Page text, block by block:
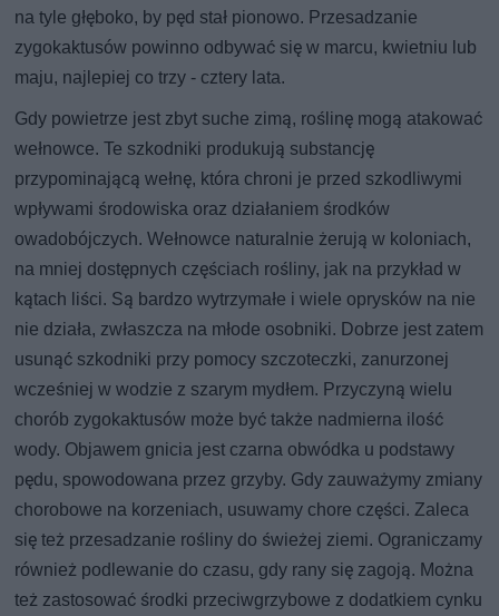
na tyle głęboko, by pęd stał pionowo. Przesadzanie
zygokaktusów powinno odbywać się w marcu, kwietniu lub
maju, najlepiej co trzy - cztery lata.
Gdy powietrze jest zbyt suche zimą, roślinę mogą atakować
wełnowce. Te szkodniki produkują substancję
przypominającą wełnę, która chroni je przed szkodliwymi
wpływami środowiska oraz działaniem środków
owadobójczych. Wełnowce naturalnie żerują w koloniach,
na mniej dostępnych częściach rośliny, jak na przykład w
kątach liści. Są bardzo wytrzymałe i wiele oprysków na nie
nie działa, zwłaszcza na młode osobniki. Dobrze jest zatem
usunąć szkodniki przy pomocy szczoteczki, zanurzonej
wcześniej w wodzie z szarym mydłem. Przyczyną wielu
chorób zygokaktusów może być także nadmierna ilość
wody. Objawem gnicia jest czarna obwódka u podstawy
pędu, spowodowana przez grzyby. Gdy zauważymy zmiany
chorobowe na korzeniach, usuwamy chore części. Zaleca
się też przesadzanie rośliny do świeżej ziemi. Ograniczamy
również podlewanie do czasu, gdy rany się zagoją. Można
też zastosować środki przeciwgrzybowe z dodatkiem cynku